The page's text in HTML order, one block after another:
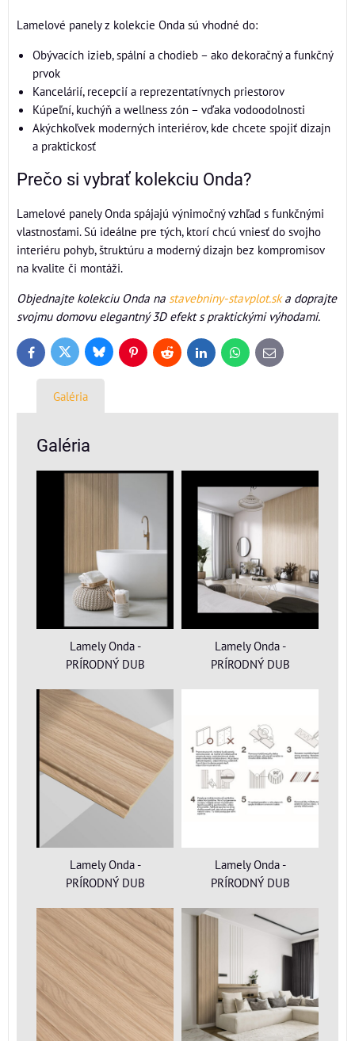
Lamelové panely z kolekcie Onda sú vhodné do:
Obývacích izieb, spální a chodieb – ako dekoračný a funkčný
prvok
Kancelárií, recepcií a reprezentatívnych priestorov
Kúpeľní, kuchýň a wellness zón – vďaka vodoodolnosti
Akýchkoľvek moderných interiérov, kde chcete spojiť dizajn
a praktickosť
Prečo si vybrať kolekciu Onda?
Lamelové panely Onda spájajú výnimočný vzhľad s funkčnými
vlastnosťami. Sú ideálne pre tých, ktorí chcú vniesť do svojho
interiéru pohyb, štruktúru a moderný dizajn bez kompromisov
na kvalite či montáži.
Objednajte kolekciu Onda na stavebniny-stavplot.ska doprajte
svojmu domovu elegantný 3D efekt s praktickými výhodami.
FacebookTwitter BlueskyPinterestReddit LinkedInWhatsApp
E-
mail
Galéria
Galéria
Lamely Onda -
PRÍRODNÝ DUB
Lamely Onda -
PRÍRODNÝ DUB
Lamely Onda -
PRÍRODNÝ DUB
Lamely Onda -
PRÍRODNÝ DUB